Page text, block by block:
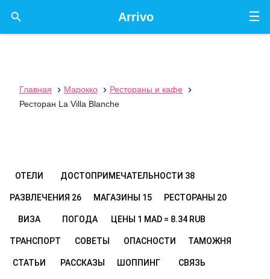
☰
Arrivo

Главная  Марокко  Рестораны и кафе

Ресторан La Villa Blanche
ОТЕЛИ ДОСТОПРИМЕЧАТЕЛЬНОСТИ 38
РАЗВЛЕЧЕНИЯ 26 МАГАЗИНЫ 15 РЕСТОРАНЫ 20
ВИЗА ПОГОДА ЦЕНЫ 1 MAD = 8.34 RUB
ТРАНСПОРТ СОВЕТЫ ОПАСНОСТИ ТАМОЖНЯ
СТАТЬИ РАССКАЗЫ ШОППИНГ СВЯЗЬ